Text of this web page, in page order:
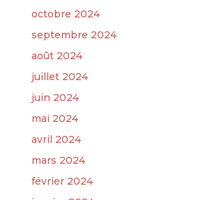
octobre 2024
septembre 2024
août 2024
juillet 2024
juin 2024
mai 2024
avril 2024
mars 2024
février 2024